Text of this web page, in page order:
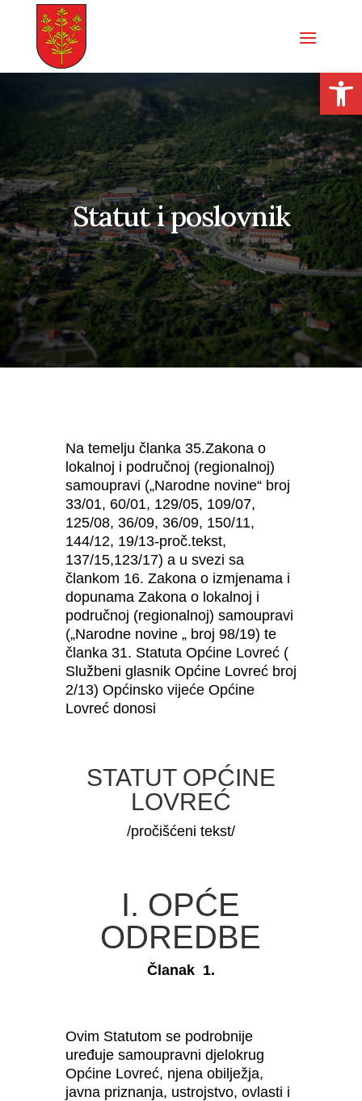
Statut i poslovnik
Na temelju članka 35.Zakona o
lokalnoj i područnoj (regionalnoj)
samoupravi („Narodne novine“ broj
33/01, 60/01, 129/05, 109/07,
125/08, 36/09, 36/09, 150/11,
144/12, 19/13-proč.tekst,
137/15,123/17) a u svezi sa
člankom 16. Zakona o izmjenama i
dopunama Zakona o lokalnoj i
područnoj (regionalnoj) samoupravi
(„Narodne novine „ broj 98/19) te
članka 31. Statuta Općine Lovreć (
Službeni glasnik Općine Lovreć broj
2/13) Općinsko vijeće Općine
Lovreć donosi
STATUT OPĆINE
LOVREĆ
/pročišćeni tekst/
I. OPĆE
ODREDBE
Članak 1.
Ovim Statutom se podrobnije
uređuje samoupravni djelokrug
Općine Lovreć, njena obilježja,
javna priznanja, ustrojstvo, ovlasti i